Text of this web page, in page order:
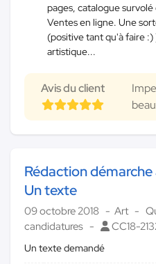
pages, catalogue survolé
Ventes en ligne. Une
(positive tant qu'à faire :)
artistique...
Avis du client
Rédaction
Un texte
09 octobre 2018 Art
candidatures
CC18-
Un texte demandé